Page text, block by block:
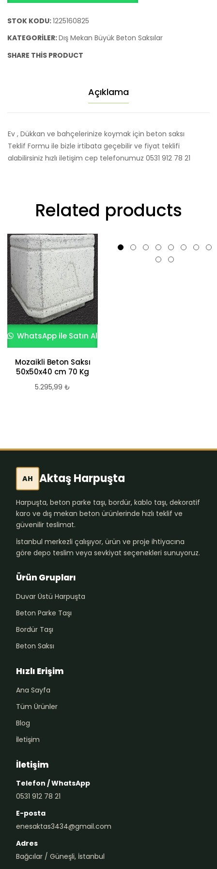
200
adet
STOK KODU:1225160825
KATEGORILER:Dış Mekan Büyük Beton Saksılar
SHARE THIS PRODUCT
Açıklama
Ev , Dükkan ve bahçelerinize koymak için beton saksı
Teklif Formu ile bizle irtibata geçebilir ve fiyat teklifi
alabilirsiniz hızlı iletişim cep telefonumuz 0531 912 78 21
Related products
WhatsApp ile Satın Al
Mozaikli Beton Saksı
50x50x40 cm 70 Kg
5.295,99 ₺
AH Aktaş Harpuşta
Harpuşta, beton parke taşı, bordür, kablo taşı, dekoratif
karo ve dış mekan beton ürünlerinde hızlı teklif ve
güvenilir teslimat.
İstanbul merkezli çalışıyor, ürün ve proje ihtiyacına
göre depo teslim veya sevkiyat seçenekleri sunuyoruz.
Ürün Grupları
Duvar Üstü Harpuşta
Beton Parke Taşı
Bordür Taşı
Beton Saksı
Hızlı Erişim
Ana Sayfa
Tüm Ürünler
Blog
İletişim
İletişim
Telefon / WhatsApp
0531 912 78 21
E-posta
enesaktas3434@gmail.com
Adres
Bağcılar / Güneşli, İstanbul